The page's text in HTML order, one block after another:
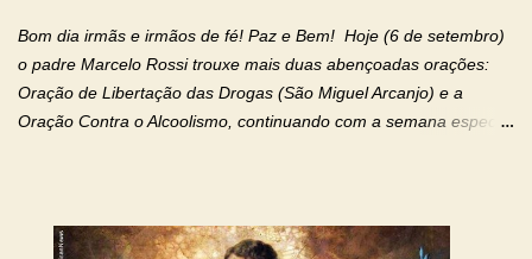
Bom dia irmãs e irmãos de fé! Paz e Bem! Hoje (6 de setembro)
o padre Marcelo Rossi trouxe mais duas abençoadas orações:
Oração de Libertação das Drogas (São Miguel Arcanjo) e a
Oração Contra o Alcoolismo, continuando com a semana especial
Ágape de nosso Pai Santo - Jesus - te curar, deixe nossa